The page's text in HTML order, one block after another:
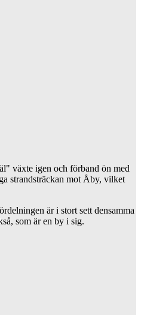
växte igen och förband ön med
strandsträckan mot Åby, vilket
är i stort sett densamma
som är en by i sig.